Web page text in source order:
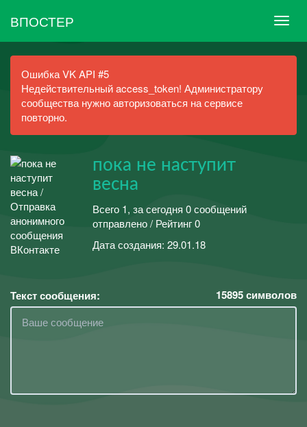
ВПОСТЕР
Ошибка VK API #5
Недействительный access_token! Администратору
сообщества нужно авторизоваться на сервисе
повторно.
пока не наступит
весна
Всего 1, за сегодня 0 сообщений
отправлено / Рейтинг 0
Дата создания: 29.01.18
Текст сообщения: 15895символов